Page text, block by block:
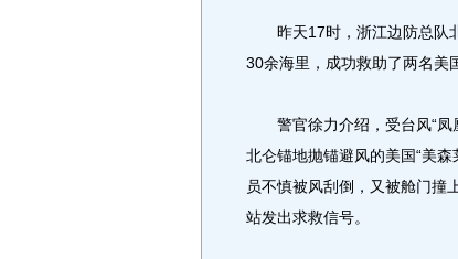
昨天17时，浙江边防总队北
30余海里，成功救助了两名美
警官徐力介绍，受台风“凤
北仑锚地抛锚避风的美国“美
员不慎被风刮倒，又被舱门撞
站发出求救信号。